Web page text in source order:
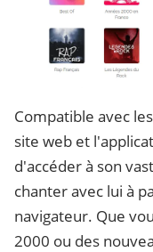
Compatible avec
site web et
d'accéder à son
chanter avec lui à
navigateur. Que
2000 ou des